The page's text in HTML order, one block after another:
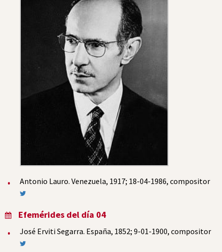
Antonio Lauro. Venezuela, 1917; 18-04-1986, compositor
Efemérides del día 04
José Erviti Segarra. España, 1852; 9-01-1900, compositor